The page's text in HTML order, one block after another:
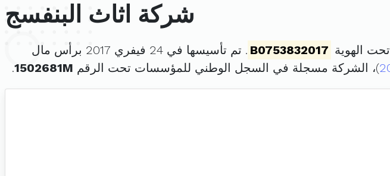
شركة اثاث البنفسج
الهوية B0753832017
. تم تأسيسها في 24 فيفري 2017 برأس مال
)، الشركة مسجلة في السجل الوطني للمؤسسات تحت الرقم 1502681M
.